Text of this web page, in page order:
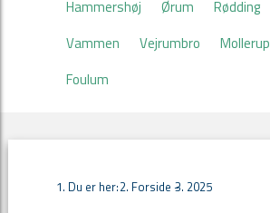
Hammershøj Ørum Rødding
Vammen
Vejrumbro Mollerup
Foulum
Du er her: Forside - 2025